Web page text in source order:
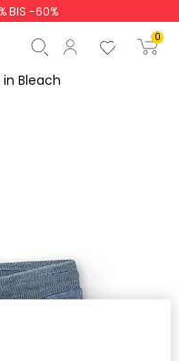
BIS -60%
0
Bleach